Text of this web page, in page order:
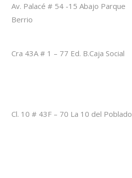
Av. Palacé # 54 -15 Abajo Parque
Berrio
Cra 43A # 1 – 77 Ed. B.Caja Social
Cl. 10 # 43F – 70 La 10 del Poblado